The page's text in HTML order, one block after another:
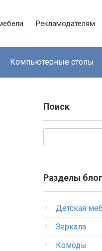
Рекламодателям
Компьютерные столы
Поиск
Разделы
Детская
Зеркала
Комоды